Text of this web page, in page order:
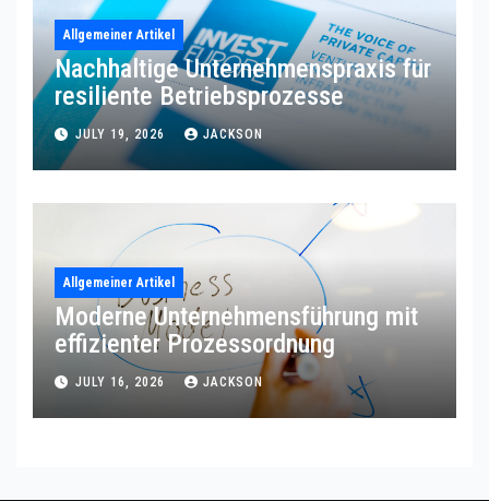
Allgemeiner Artikel
Nachhaltige Unternehmenspraxis für
resiliente Betriebsprozesse
JULY 19, 2026 JACKSON
Allgemeiner Artikel
Moderne Unternehmensführung mit
effizienter Prozessordnung
JULY 16, 2026 JACKSON